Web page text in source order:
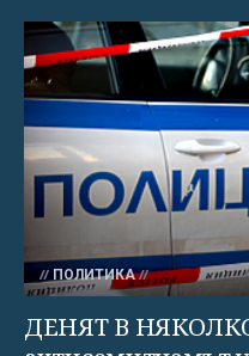
ПОЛИТИКА
ДЕНЯТ В